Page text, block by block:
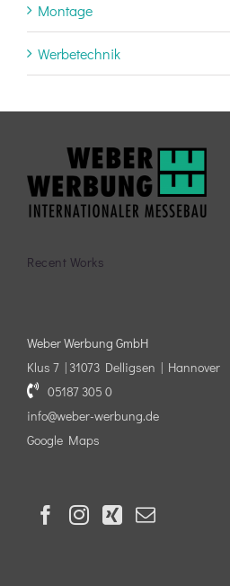
Montage
Werbetechnik
Recent Works
Weber Werbung GmbH
Klus 7 | 31073 Delligsen | Hannover
05187 305 0
info@weber-werbung.de
Google Maps